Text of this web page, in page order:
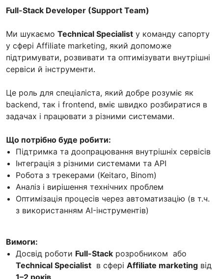
Full-Stack Developer (Support Team)
Ми шукаємо Technical Specialist у команду сапорту
у сфері Affiliate marketing, який допоможе
підтримувати, розвивати та оптимізувати внутрішні
сервіси й інструменти.
Це роль для спеціаліста, який добре розуміє як
backend, так і frontend, вміє швидко розбиратися в
задачах і працювати з різними системами.
Що потрібно буде робити:
Підтримка та доопрацювання внутрішніх сервісів
Інтеграція з різними системами та API
Робота з трекерами (Keitaro, Binom)
Аналіз і вирішення технічних проблем
Оптимізація процесів через автоматизацію (в т.ч.
з використанням AI-інструментів)
Вимоги:
Досвід роботи Full-Stack розробником або
Technical Specialist в сфері Affiliate marketing від
1–2 років